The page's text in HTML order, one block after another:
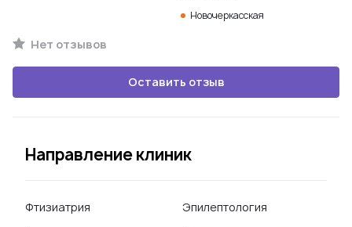
Новочеркасская
Нет отзывов
Оставить отзыв
Направление клиник
Фтизиатрия
Эпилептология